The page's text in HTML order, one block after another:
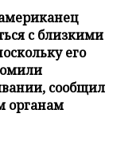
с близкими
его
сообщил
органам